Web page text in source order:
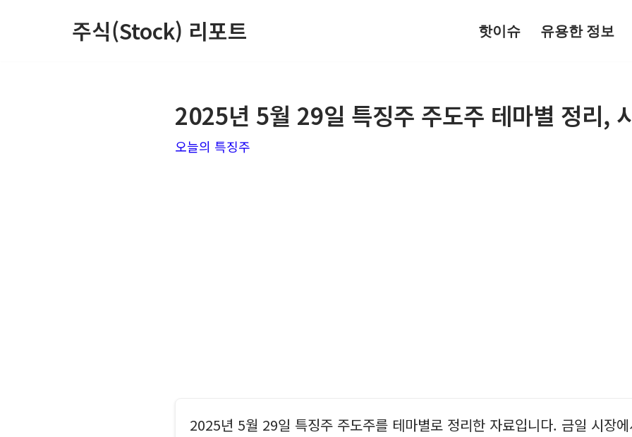
주식(Stock) 리포트 핫이슈 유용한 정보
2025년 5월 29일 특징주 주도주 테마별 정리,
오늘의 특징주
2025년 5월 29일 특징주 주도주를 테마별로 정리한 자료입니다. 금일 시장